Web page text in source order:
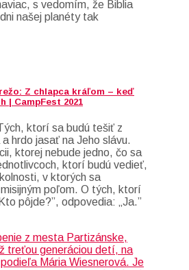
s vedomím, že Biblia
našej planéty tak
Z chlapca kráľom – keď
| CampFest 2021
ktorí sa budú tešiť z
hrdo jasať na Jeho slávu.
ktorej nebude jedno, čo sa
ktorí budú vedieť,
v ktorých sa
poľom. O tých, ktorí
pôjde?”, odpovedia: „Ja.”